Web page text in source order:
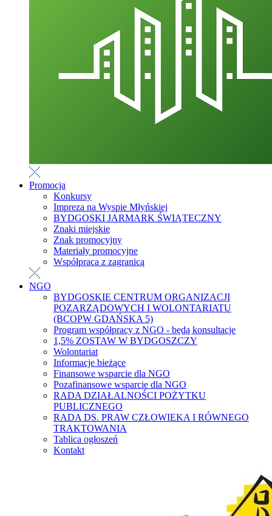
Promocja
Konkursy
Impreza na Wyspie Młyńskiej
BYDGOSKI JARMARK ŚWIĄTECZNY
Znaki miejskie
Znak promocyjny
Materiały promocyjne
Współpraca z zagranicą
NGO
BYDGOSKIE CENTRUM ORGANIZACJI
POZARZĄDOWYCH I WOLONTARIATU
(BCOPW GDAŃSKA 5)
Program współpracy z NGO - będą konsultacje
1,5% ZOSTAW W BYDGOSZCZY
Wolontariat
Informacje bieżące
Finansowe wsparcie dla NGO
Pozafinansowe wsparcie dla NGO
RADA DZIAŁALNOŚCI POŻYTKU
PUBLICZNEGO
RADA DS. PRAW CZŁOWIEKA I RÓWNEGO
TRAKTOWANIA
Tablica ogłoszeń
Kontakt